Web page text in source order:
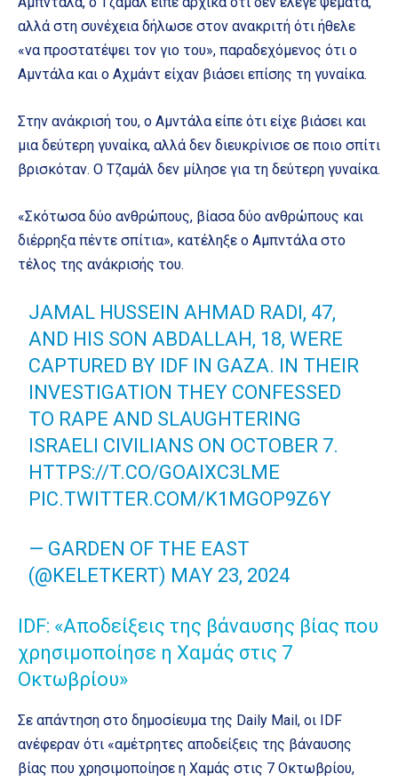
αλλά στη συνέχεια δήλωσε στον ανακριτή ότι ήθελε
«να προστατέψει τον γιο του», παραδεχόμενος ότι ο
Αμντάλα και ο Αχμάντ είχαν βιάσει επίσης τη γυναίκα.
Στην ανάκρισή του, ο Αμντάλα είπε ότι είχε βιάσει και
μια δεύτερη γυναίκα, αλλά δεν διευκρίνισε σε ποιο σπίτι
βρισκόταν. Ο Τζαμάλ δεν μίλησε για τη δεύτερη γυναίκα.
«Σκότωσα δύο ανθρώπους, βίασα δύο ανθρώπους και
διέρρηξα πέντε σπίτια», κατέληξε ο Αμπντάλα στο
τέλος της ανάκρισής του.
JAMAL HUSSEIN AHMAD RADI, 47,
AND HIS SON ABDALLAH, 18, WERE
CAPTURED BY IDF IN GAZA. IN THEIR
INVESTIGATION THEY CONFESSED
TO RAPE AND SLAUGHTERING
ISRAELI CIVILIANS ON OCTOBER 7.
HTTPS://T.CO/GOAIXC3LME
PIC.TWITTER.COM/K1MGOP9Z6Y
— GARDEN OF THE EAST
(@KELETKERT) MAY 23, 2024
IDF: «Αποδείξεις της βάναυσης βίας που
χρησιμοποίησε η Χαμάς στις 7
Οκτωβρίου»
Σε απάντηση στο δημοσίευμα της Daily Mail, οι IDF
ανέφεραν ότι «αμέτρητες αποδείξεις της βάναυσης
βίας που χρησιμοποίησε η Χαμάς στις 7 Οκτωβρίου,